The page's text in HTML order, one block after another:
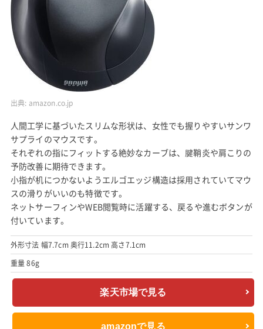
出典: amazon.co.jp
人間工学に基づいたスリムな形状は、女性でも握りやすいサンワ
サプライのマウスです。
それぞれの指にフィットする絶妙なカーブは、腱鞘炎や肩こりの
予防改善に期待できます。
小指が机につかないようエルゴエッジ構造は採用されていてマウ
スの滑りがいいのも特徴です。
ネットサーフィンやWEB閲覧時に活躍する、戻るや進むボタンが
付いています。
外形寸法 幅7.7cm 奥行11.2cm 高さ7.1cm
重量 86g
楽天市場で見る
amazonで見る